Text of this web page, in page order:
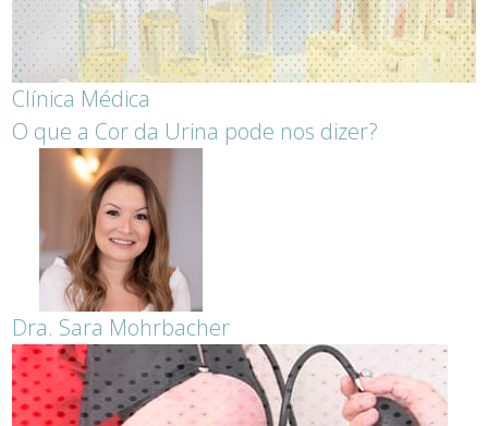
Clínica Médica
O que a Cor da Urina pode nos dizer?
Dra. Sara Mohrbacher